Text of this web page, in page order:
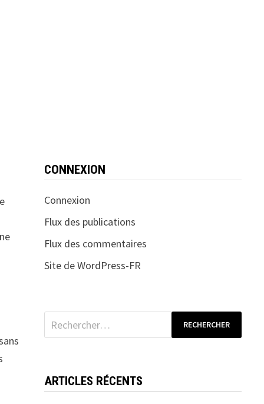
CONNEXION
Connexion
Flux des publications
Flux des commentaires
Site de WordPress-FR
Rechercher :
ARTICLES RÉCENTS